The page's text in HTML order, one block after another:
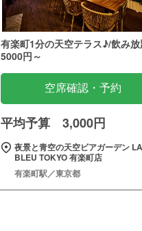
有楽町1分の天空テラス♪/飲み
5000円～
空席確認・予約
平均予算 3,000円
夜景と青空の天空ビアガーデン
BLEU TOKYO 有楽町店
有楽町駅／東京都